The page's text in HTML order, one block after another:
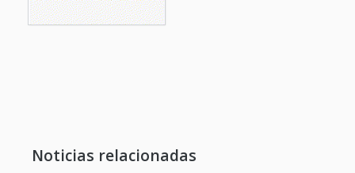
Noticias relacionadas